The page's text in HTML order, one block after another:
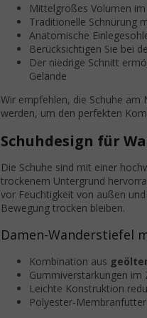
Mittelgroßes Volumen
Traditionelle Schnürung
Anatomische
Berücksichtigen Sie bei
Der niedrige Schnitt
Gelände
Wir empfehlen, die Schuhe am
werden, um den perfekten
Schuhdesign für
Die Schuhe sind mit einer
trockenem Untergrund
vor Feuchtigkeit von außen
Bewegung trocken bleiben.
Damen-Wanderstiefel
Kombination aus
Gummiverstärkungen im
Leichte Konstruktion
Polyester-